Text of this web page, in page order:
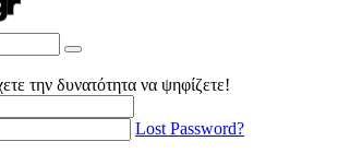
την δυνατότητα να ψηφίζετε!
Lost Password?